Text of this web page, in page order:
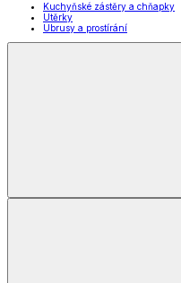
Kuchyňské zástěry a chňapky
Utěrky
Ubrusy a prostírání